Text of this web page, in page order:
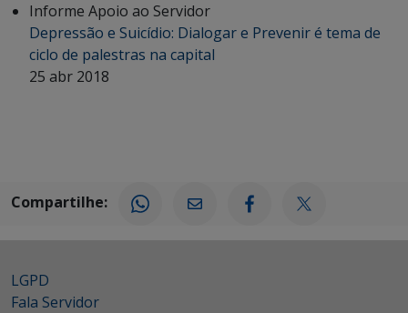
Informe Apoio ao Servidor
Depressão e Suicídio: Dialogar e Prevenir é tema de
ciclo de palestras na capital
25 abr 2018
Compartilhe:
LGPD
Fala Servidor